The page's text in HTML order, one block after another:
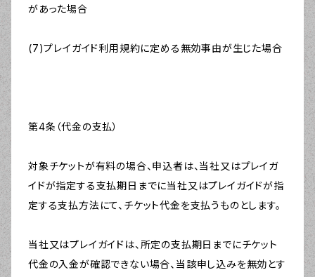
があった場合
(7)プレイガイド利用規約に定める無効事由が生じた場合
第4条（代金の支払）
対象チケットが有料の場合、申込者は、当社又はプレイガ
イドが指定する支払期日までに当社又はプレイガイドが指
定する支払方法にて、チケット代金を支払うものとします。
当社又はプレイガイドは、所定の支払期日までにチケット
代金の入金が確認できない場合、当該申し込みを無効とす